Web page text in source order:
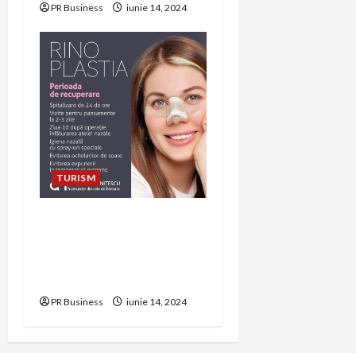
PR Business iunie 14, 2024
TURISM
PR Business iunie 14, 2024